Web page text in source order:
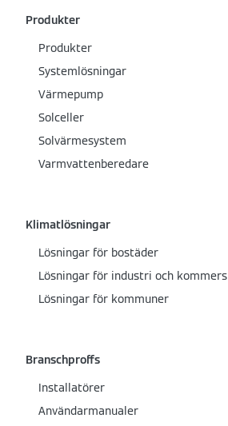
Produkter
Produkter
Systemlösningar
Värmepump
Solceller
Solvärmesystem
Varmvattenberedare
Klimatlösningar
Lösningar för bostäder
Lösningar för industri och kommers
Lösningar för kommuner
Branschproffs
Installatörer
Användarmanualer